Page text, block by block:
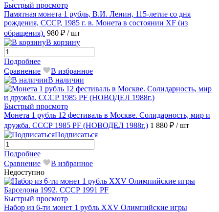
Быстрый просмотр
Памятная монета 1 рубль, В.И. Ленин, 115-летие со дня
рождения, СССР, 1985 г. в. Монета в состоянии XF (из
обращения). 980 ₽ / шт
В корзину
Подробнее
Сравнение
В избранное
В наличии
Быстрый просмотр
Монета 1 рубль 12 фестиваль в Москве. Солидарность, мир и
дружба. СССР 1985 PF (НОВОДЕЛ 1988г.) 1 880 ₽ / шт
Подписаться
Подробнее
Сравнение
В избранное
Недоступно
Быстрый просмотр
Набор из 6-ти монет 1 рубль XXV Олимпийские игры